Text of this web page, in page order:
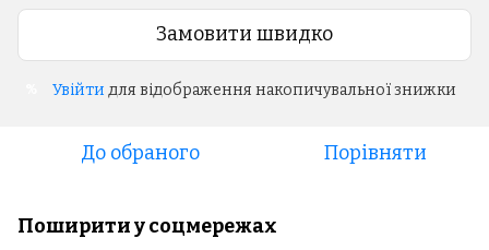
Замовити швидко
Увійти для відображення накопичувальної знижки
До обраного Порівняти
Поширити у соцмережах